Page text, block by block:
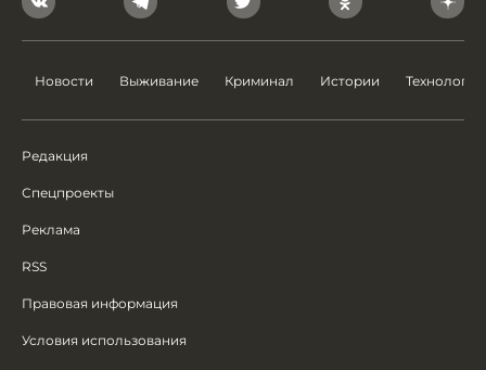
Новости Выживание Криминал Истории Технологии
Редакция
Спецпроекты
Реклама
RSS
Правовая информация
Условия использования